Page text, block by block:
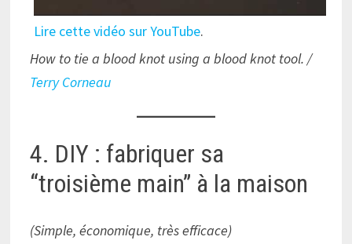
Lire cette vidéo sur YouTube.
How to tie a blood knot using a blood knot tool. /
Terry Corneau
4. DIY : fabriquer sa
“troisième main” à la maison
(Simple, économique, très efficace)